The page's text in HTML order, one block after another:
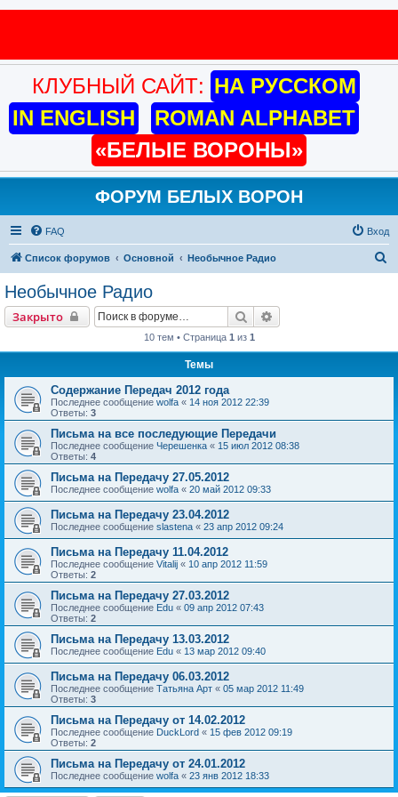
КЛУБНЫЙ САЙТ: НА РУССКОМ
IN ENGLISH
ROMAN ALPHABET
«БЕЛЫЕ ВОРОНЫ»
ФОРУМ БЕЛЫХ ВОРОН
FAQ Вход
Список форумов Основной Необычное Радио
Необычное Радио
Закрыто Поиск
10 тем • Страница 1 из 1
Темы
Содержание Передач 2012 года
Последнее сообщение wolfa « 14 ноя 2012 22:39
Ответы: 3
Письма на все последующие Передачи
Последнее сообщение Черешенка « 15 июл 2012 08:38
Ответы: 4
Письма на Передачу 27.05.2012
Последнее сообщение wolfa « 20 май 2012 09:33
Письма на Передачу 23.04.2012
Последнее сообщение slastena « 23 апр 2012 09:24
Письма на Передачу 11.04.2012
Последнее сообщение Vitalij « 10 апр 2012 11:59
Ответы: 2
Письма на Передачу 27.03.2012
Последнее сообщение Edu « 09 апр 2012 07:43
Ответы: 2
Письма на Передачу 13.03.2012
Последнее сообщение Edu « 13 мар 2012 09:40
Письма на Передачу 06.03.2012
Последнее сообщение Татьяна Арт « 05 мар 2012 11:49
Ответы: 3
Письма на Передачу от 14.02.2012
Последнее сообщение DuckLord « 15 фев 2012 09:19
Ответы: 2
Письма на Передачу от 24.01.2012
Последнее сообщение wolfa « 23 янв 2012 18:33